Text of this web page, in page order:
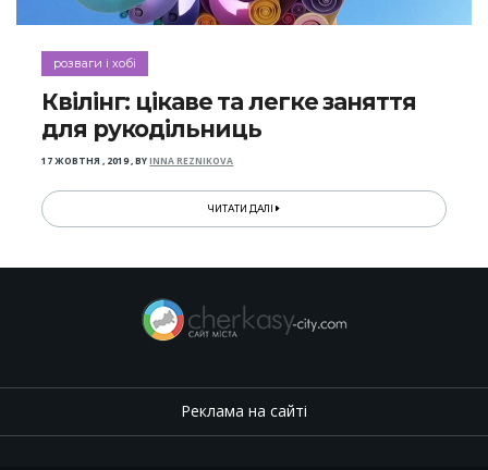
розваги і хобі
Квілінг: цікаве та легке заняття
для рукодільниць
17 ЖОВТНЯ , 2019,BYINNA REZNIKOVA
ЧИТАТИ ДАЛІ
Реклама на сайті